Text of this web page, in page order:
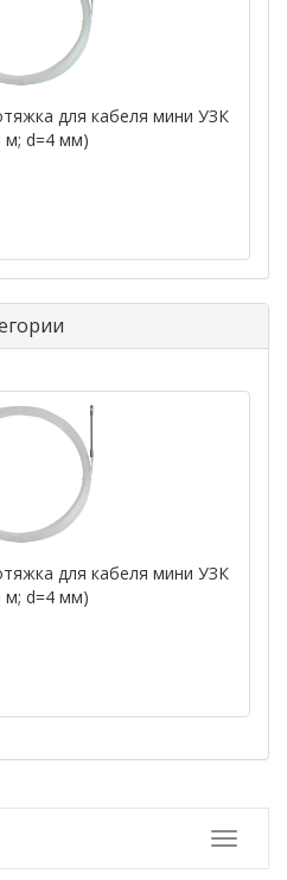
для кабеля мини УЗК
м; d=4 мм)
для кабеля мини УЗК
м; d=4 мм)
Toggle